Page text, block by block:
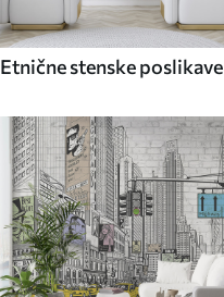
Etnične stenske poslikave